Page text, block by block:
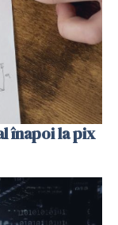
înapoi la pix